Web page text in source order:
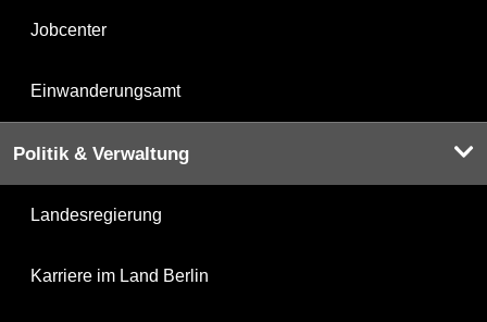
Jobcenter
Einwanderungsamt
Politik & Verwaltung
Landesregierung
Karriere im Land Berlin